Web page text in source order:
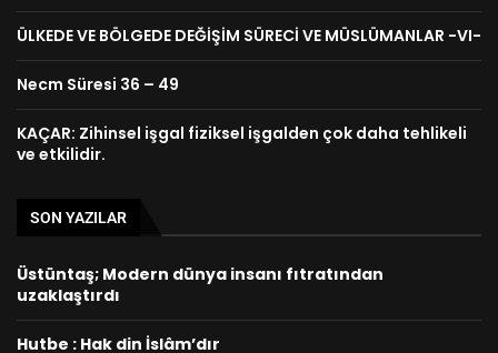
ÜLKEDE VE BÖLGEDE DEĞİŞİM SÜRECİ VE MÜSLÜMANLAR -VI-
Necm Süresi 36 – 49
KAÇAR: Zihinsel işgal fiziksel işgalden çok daha tehlikeli
ve etkilidir.
SON YAZILAR
Üstüntaş; Modern dünya insanı fıtratından
uzaklaştırdı
Hutbe : Hak din İslâm’dır